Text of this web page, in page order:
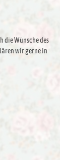
die Wünsche des
wir gerne in